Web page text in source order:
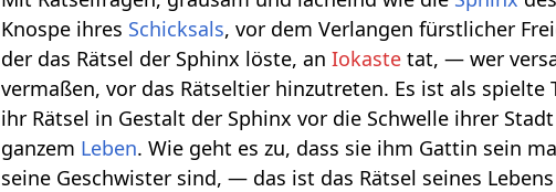
Knospe ihres Schicksals, vor dem Verlangen fürstlicher
der das Rätsel der Sphinx löste, anIokaste tat, — wer
vermaßen, vor das Rätseltier hinzutreten. Es ist als
ihr Rätsel in Gestalt der Sphinx vor die Schwelle ihrer
ganzem Leben. Wie geht es zu, dass sie ihm Gattin sein
seine Geschwister sind, — das ist das Rätsel seines